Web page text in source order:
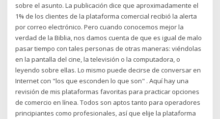
sobre el asunto. La publicación dice que aproximadamente el
1% de los clientes de la plataforma comercial recibió la alerta
por correo electrónico. Pero cuando conocemos mejor la
verdad de la Biblia, nos damos cuenta de que es igual de malo
pasar tiempo con tales personas de otras maneras: viéndolas
en la pantalla del cine, la televisión o la computadora, o
leyendo sobre ellas. Lo mismo puede decirse de conversar en
Internet con "los que esconden lo que son" . Aquí hay una
revisión de mis plataformas favoritas para practicar opciones
de comercio en línea. Todos son aptos tanto para operadores
principiantes como profesionales, así que elije la plataforma